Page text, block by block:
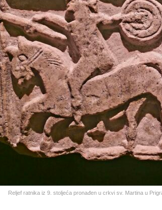
Reljef ratnika iz 9. stoljeća pronađen u crkvi sv. Martina u